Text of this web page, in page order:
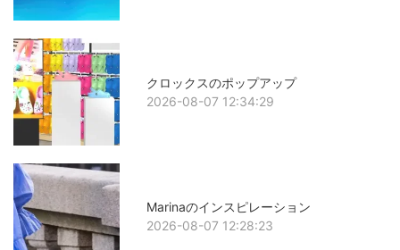
クロックスのポップアップ
2026-08-07 12:34:29
Marinaのインスピレーション
2026-08-07 12:28:23